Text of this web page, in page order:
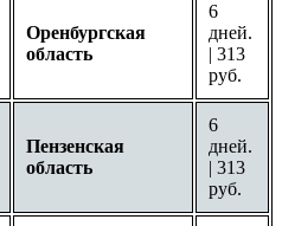
Оренбургская
область
6
дней.
| 313
руб.
Пензенская
область
6
дней.
| 313
руб.